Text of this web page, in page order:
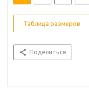
Таблица размеров
Поделиться